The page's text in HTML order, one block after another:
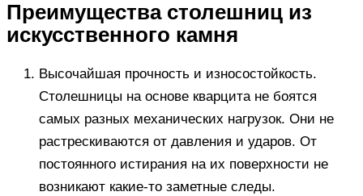
Преимущества столешниц из
искусственного камня
Высочайшая прочность и износостойкость.
Столешницы на основе кварцита не боятся
самых разных механических нагрузок. Они не
растрескиваются от давления и ударов. От
постоянного истирания на их поверхности не
возникают какие-то заметные следы.